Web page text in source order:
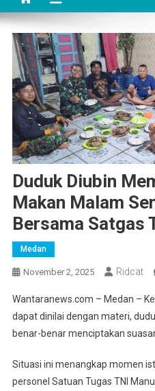
Duduk Diubin
Makan Malam
Bersama Satgas
Medan
November 2, 2025 Ridcat
Wantaranews.com – Medan –
dapat dinilai dengan materi,
benar-benar menciptakan
Situasi ini menangkap momen
personel Satuan Tugas TNI